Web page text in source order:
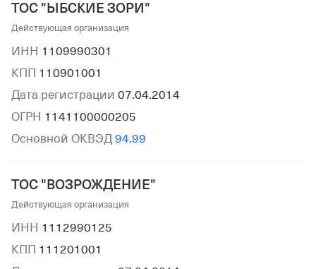
ТОС "ЫБСКИЕ ЗОРИ"
Действующая организация
ИНН 1109990301
КПП 110901001
Дата регистрации 07.04.2014
ОГРН 1141100000205
Основной ОКВЭД 94.99
ТОС "ВОЗРОЖДЕНИЕ"
Действующая организация
ИНН 1112990125
КПП 111201001